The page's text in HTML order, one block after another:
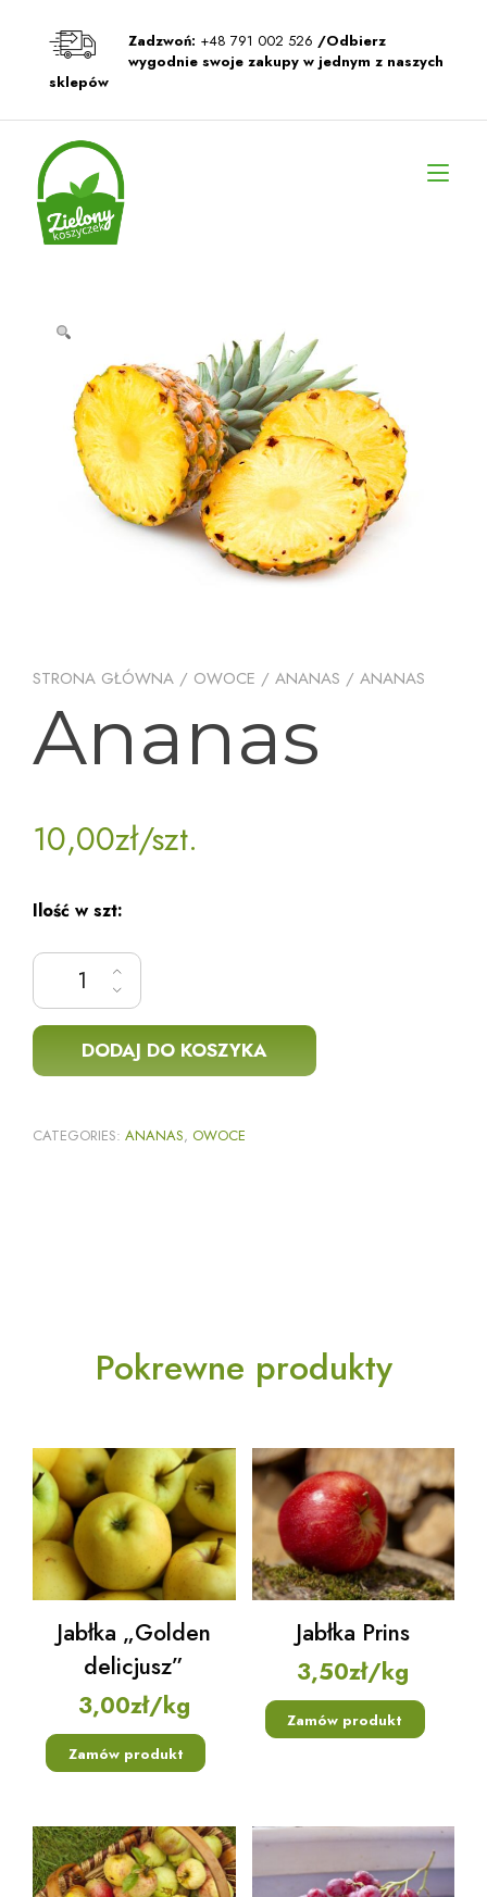
Zadzwoń: +48 791 002 526 /Odbierz
wygodnie swoje zakupy w jednym z naszych
sklepów
STRONA GŁÓWNA / OWOCE / ANANAS / ANANAS
Ananas
10,00zł/szt.
Ilość w szt:
ilość Ananas
DODAJ DO KOSZYKA
CATEGORIES: ANANAS, OWOCE
Pokrewne produkty
Jabłka „Golden
delicjusz”
3,00zł/kg
Zamów produkt
Jabłka Prins
3,50zł/kg
Zamów produkt